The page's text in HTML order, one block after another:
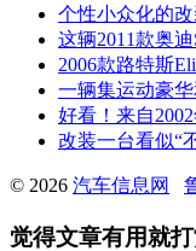
个性小众化的改
这辆2011款奥
2006款路特斯
一辆集运动豪
好看！来自
改装一台看似“
© 2026 汽车信息网
觉得文章有用就